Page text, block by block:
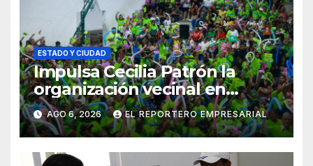
ESTADO Y CIUDAD
Impulsa Cecilia Patrón la
organización vecinal en
Mérida y suma a comités de
vigilancia en la prevención
social del delito
AGO 6, 2026 EL REPORTERO EMPRESARIAL